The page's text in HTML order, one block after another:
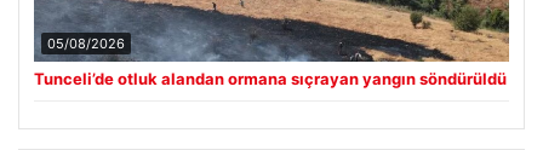
05/08/2026
Tunceli’de otluk alandan ormana sıçrayan yangın söndürüldü